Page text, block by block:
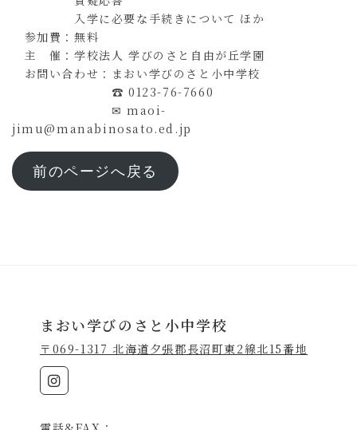
入学に必要な手続きについて ほか
参加費：無料
主 催：学校法人 学びのさと自由が丘学園
お問い合わせ：まおい学びのさと小中学校
☎ 0123-76-7660
✉ maoi-
jimu@manabinosato.ed.jp
前のページへ戻る
まおい学びのさと小中学校
〒069-1317 北海道夕張郡長沼町東2線北15番地